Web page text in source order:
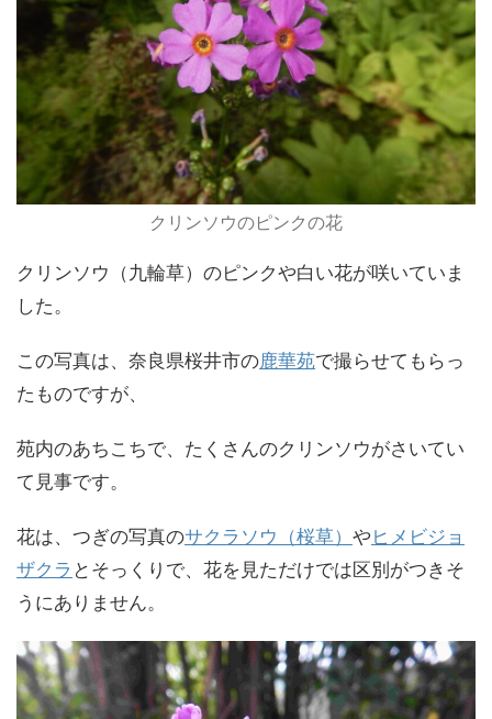
クリンソウのピンクの花
クリンソウ（九輪草）のピンクや白い花が咲いていま
した。
この写真は、奈良県桜井市の鹿華苑で撮らせてもらっ
たものですが、
苑内のあちこちで、たくさんのクリンソウがさいてい
て見事です。
花は、つぎの写真のサクラソウ（桜草） や ヒメビジョ
ザクラ とそっくりで、花を見ただけでは区別がつきそ
うにありません。